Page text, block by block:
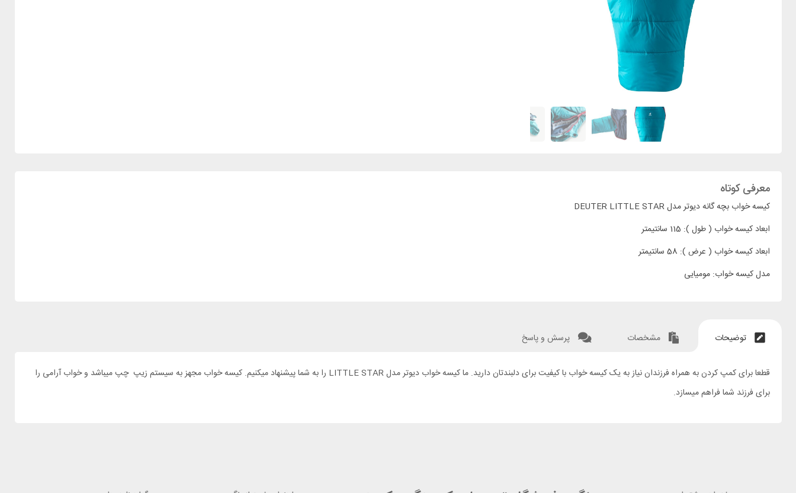
معرفی کوتاه
کیسه خواب بچه گانه دیوتر مدل DEUTER LITTLE STAR
ابعاد کیسه خواب ( طول ): 115 سانتیمتر
ابعاد کیسه خواب ( عرض ): 58 سانتیمتر
مدل کیسه خواب: مومیایی
توضیحات مشخصات پرسش و پاسخ
قطعا برای کمپ کردن به همراه فرزندان نیاز به یک کیسه خواب با کیفیت برای دلبندتان دارید. ما کیسه خواب دیوتر مدل LITTLE STAR را به شما پیشنهاد میکنیم. کیسه خواب مجهز به سیستم زیپ چپ میباشد و خواب آرامی را
برای فرزند شما فراهم میسازد.